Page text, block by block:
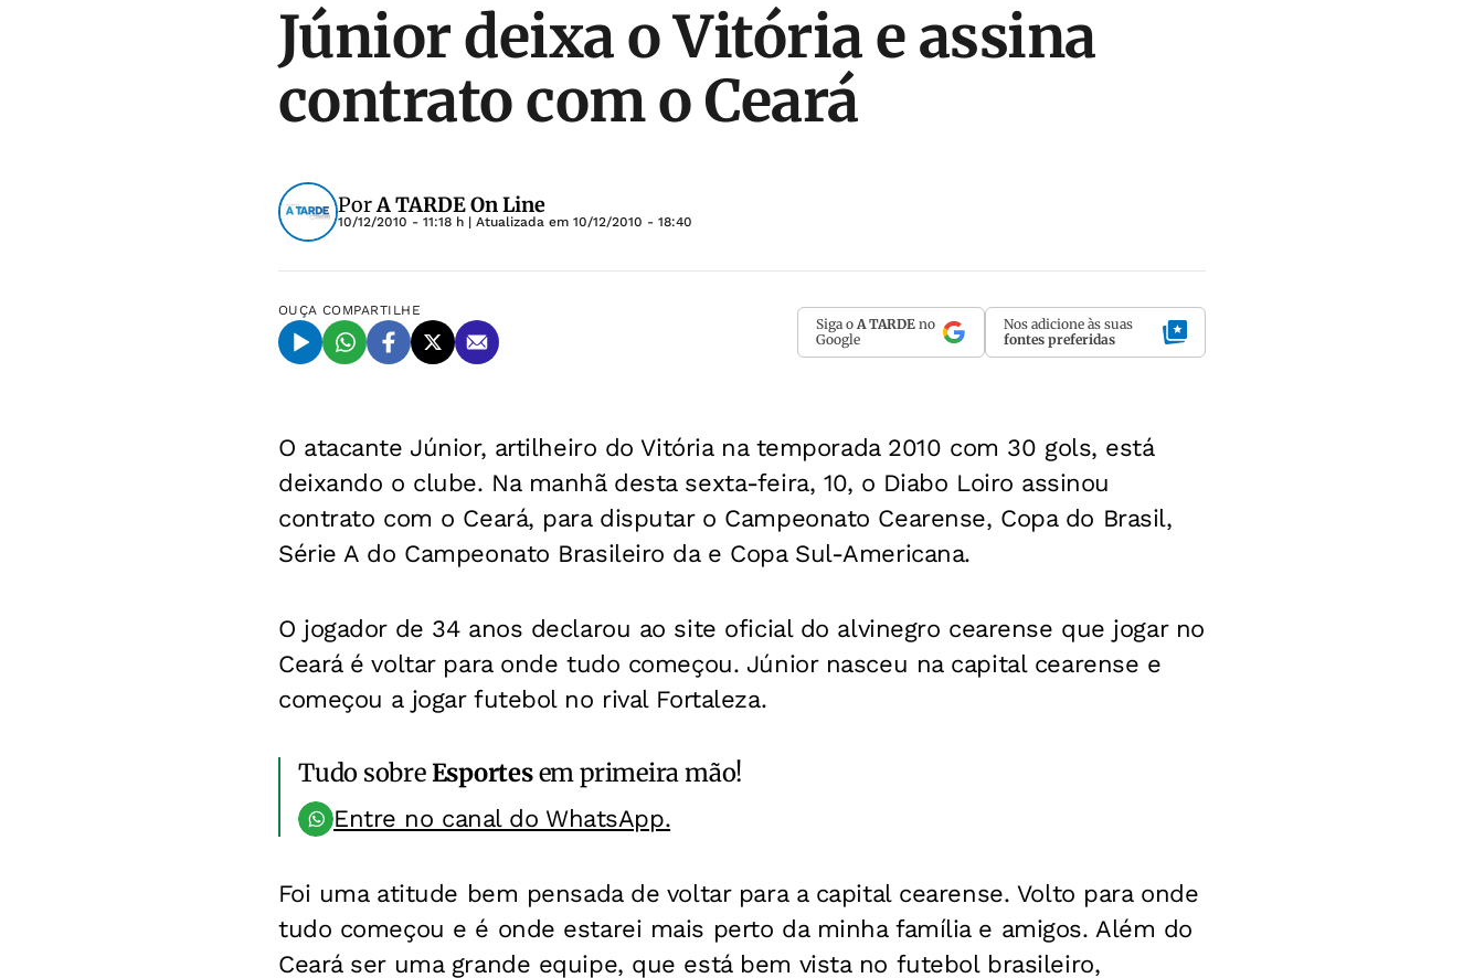
Júnior deixa o Vitória e assina
contrato com o Ceará
PorA TARDE On Line
10/12/2010 - 11:18 h | Atualizada em 10/12/2010 - 18:40
OUÇA COMPARTILHE
Siga o A TARDE no
Google
Nos adicione às suas
fontes preferidas
O atacante Júnior, artilheiro do Vitória na temporada 2010 com 30 gols, está
deixando o clube. Na manhã desta sexta-feira, 10, o Diabo Loiro assinou
contrato com o Ceará, para disputar o Campeonato Cearense, Copa do Brasil,
Série A do Campeonato Brasileiro da e Copa Sul-Americana.
O jogador de 34 anos declarou ao site oficial do alvinegro cearense que jogar no
Ceará é voltar para onde tudo começou. Júnior nasceu na capital cearense e
começou a jogar futebol no rival Fortaleza.
Tudo sobreEsportesem primeira mão!
Entre no canal do WhatsApp.
Foi uma atitude bem pensada de voltar para a capital cearense. Volto para onde
tudo começou e é onde estarei mais perto da minha família e amigos. Além do
Ceará ser uma grande equipe, que está bem vista no futebol brasileiro,